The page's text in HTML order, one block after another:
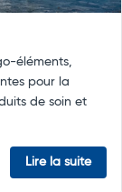
éléments,
pour la
de soin et
Lire la suite